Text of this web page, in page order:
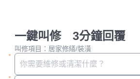
一鍵叫修 3分鐘回覆
叫修項目：居家修繕/裝潢